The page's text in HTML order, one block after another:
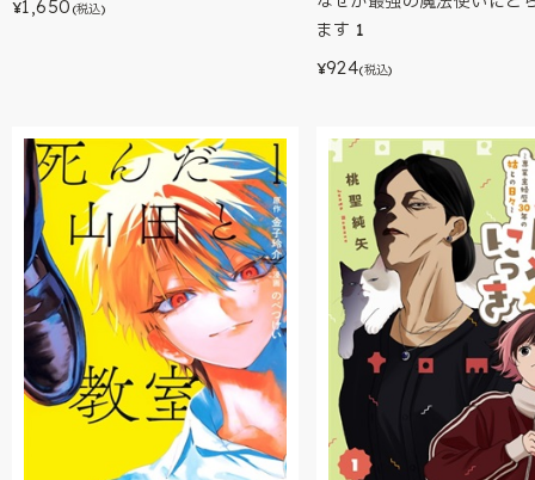
¥1,650 (税込)
ます 1
¥924(税込)